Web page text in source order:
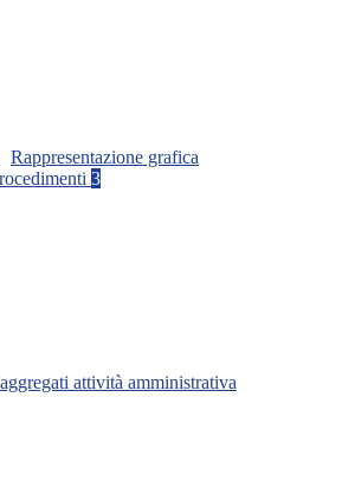
Rappresentazione grafica
3
attività amministrativa